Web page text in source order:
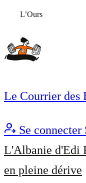
L’Ours
Le Courrier des
Se connecter
L'Albanie d'Edi
en pleine dérive